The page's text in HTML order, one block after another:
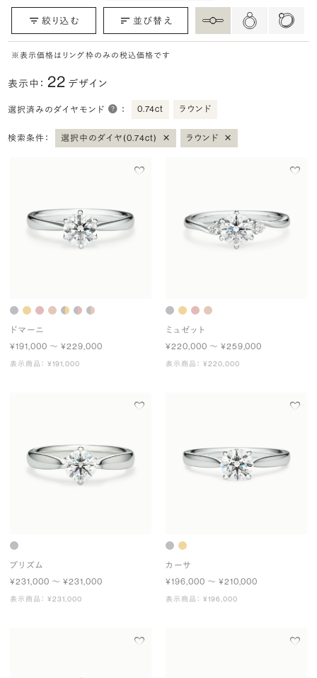
絞り込む 並び替え
※表示価格はリング枠のみの税込価格です
表示中：22 デザイン
選択済みのダイヤモンド ： 0.74ct ラウンド
検索条件： 選択中のダイヤ(0.74ct) × ラウンド ×
ドマーニ
¥191,000 〜 ¥229,000
表示商品： ¥191,000
ミュゼット
¥220,000 〜 ¥259,000
表示商品： ¥220,000
プリズム
¥231,000 〜 ¥231,000
表示商品： ¥231,000
カーサ
¥196,000 〜 ¥210,000
表示商品： ¥196,000